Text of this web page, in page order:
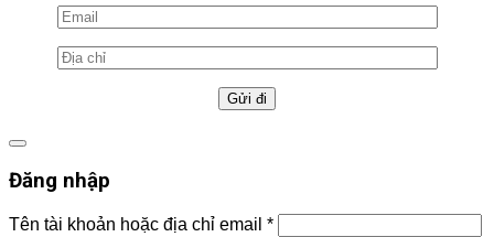
Đăng nhập
Tên tài khoản hoặc địa chỉ email *